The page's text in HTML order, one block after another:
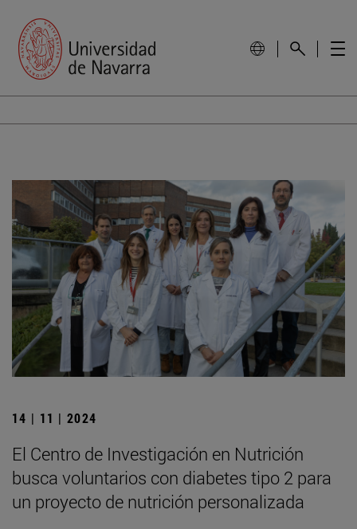
14 | 11 | 2024
El Centro de Investigación en Nutrición
busca voluntarios con diabetes tipo 2 para
un proyecto de nutrición personalizada